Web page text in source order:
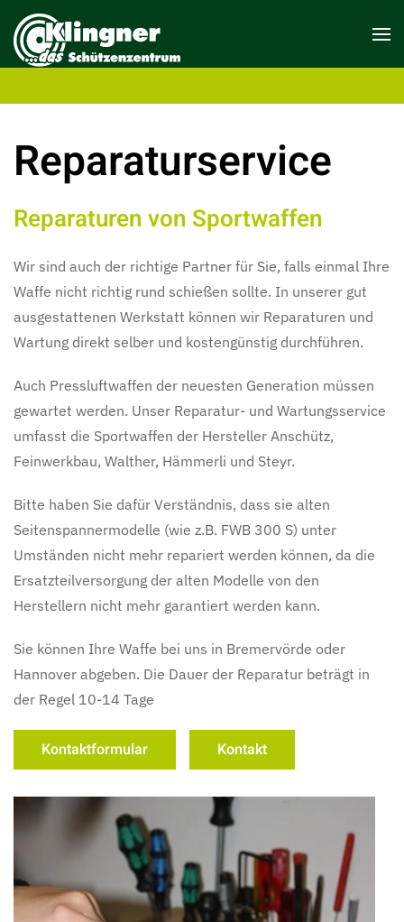
Reparatur­service
Reparaturen von Sportwaffen
Wir sind auch der richtige Partner für Sie, falls einmal Ihre
Waffe nicht richtig rund schießen sollte. In unserer gut
ausgestattenen Werkstatt können wir Reparaturen und
Wartung direkt selber und kostengünstig durchführen.
Auch Pressluftwaffen der neuesten Generation müssen
gewartet werden. Unser Reparatur- und Wartungsservice
umfasst die Sportwaffen der Hersteller Anschütz,
Feinwerkbau, Walther, Hämmerli und Steyr.
Bitte haben Sie dafür Verständnis, dass sie alten
Seitenspannermodelle (wie z.B. FWB 300 S) unter
Umständen nicht mehr repariert werden können, da die
Ersatzteilversorgung der alten Modelle von den
Herstellern nicht mehr garantiert werden kann.
Sie können Ihre Waffe bei uns in Bremervörde oder
Hannover abgeben. Die Dauer der Reparatur beträgt in
der Regel 10-14 Tage
Kontaktformular Kontakt